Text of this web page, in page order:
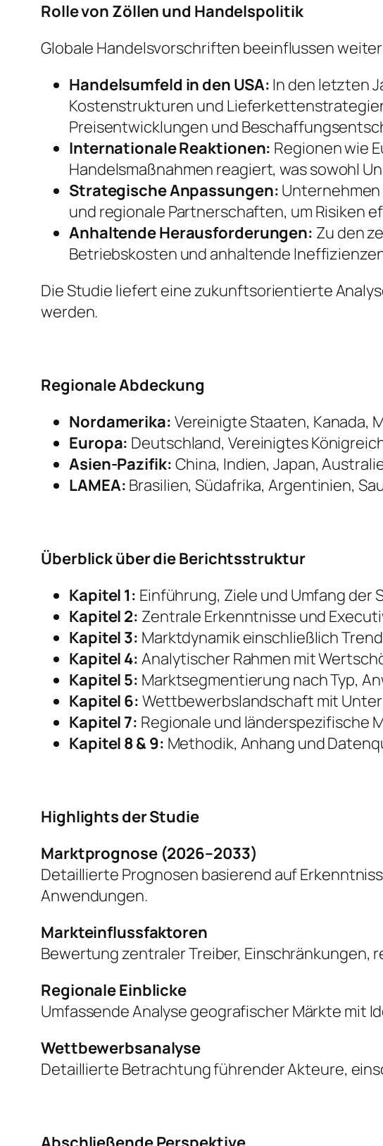
Rolle von Zöllen und Handelspolitik
Globale Handelsvorschriften beeinflussen
Handelsumfeld in den USA: In den letzten
Kostenstrukturen und
Preisentwicklungen und
Internationale Reaktionen: Regionen wie
Handelsmaßnahmen reagiert, was sowohl
Strategische Anpassungen:
und regionale Partnerschaften, um Risiken
Anhaltende Herausforderungen: Zu den
Betriebskosten und anhaltende
Die Studie liefert eine zukunftsorientierte
werden.
Regionale Abdeckung
Nordamerika: Vereinigte Staaten, Kanada,
Europa: Deutschland, Vereinigtes
Asien-Pazifik: China, Indien, Japan,
LAMEA: Brasilien, Südafrika, Argentinien,
Überblick über die Berichtsstruktur
Kapitel 1: Einführung, Ziele und Umfang der
Kapitel 2: Zentrale Erkenntnisse und
Kapitel 3: Marktdynamik einschließlich
Kapitel 4: Analytischer Rahmen mit
Kapitel 5: Marktsegmentierung nach Typ,
Kapitel 6: Wettbewerbslandschaft mit
Kapitel 7: Regionale und länderspezifische
Kapitel 8 & 9: Methodik, Anhang und
Highlights der Studie
Marktprognose (2026–2033)
Detaillierte Prognosen basierend auf
Anwendungen.
Markteinflussfaktoren
Bewertung zentraler Treiber, Einschränkungen,
Regionale Einblicke
Umfassende Analyse geografischer Märkte mit
Wettbewerbsanalyse
Detaillierte Betrachtung führender Akteure,